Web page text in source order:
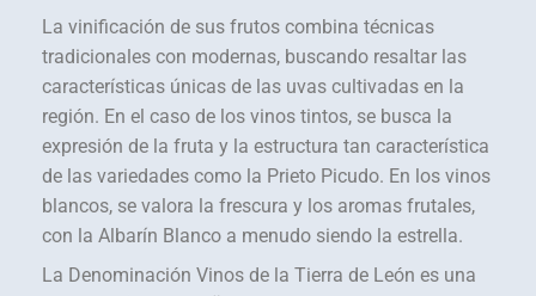
La vinificación de sus frutos combina técnicas
tradicionales con modernas, buscando resaltar las
características únicas de las uvas cultivadas en la
región. En el caso de los vinos tintos, se busca la
expresión de la fruta y la estructura tan característica
de las variedades como la Prieto Picudo. En los vinos
blancos, se valora la frescura y los aromas frutales,
con la Albarín Blanco a menudo siendo la estrella.
La Denominación Vinos de la Tierra de León es una